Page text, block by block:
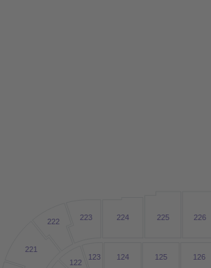
122
123
221
222 223
124 125 126
224 225 226